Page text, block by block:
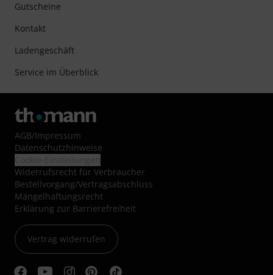
Gutscheine
Kontakt
Ladengeschäft
Service im Überblick
AGB/Impressum
Datenschutzhinweise
Widerrufsrecht für Verbraucher
Bestellvorgang/Vertragsabschluss
Mängelhaftungsrecht
Erklärung zur Barrierefreiheit
Vertrag widerrufen